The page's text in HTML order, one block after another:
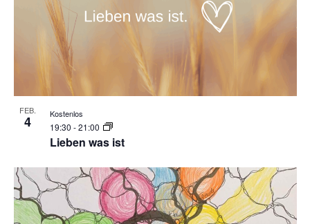
FEB.
4
Lieben was ist
19:30 -21:00
Kostenlos